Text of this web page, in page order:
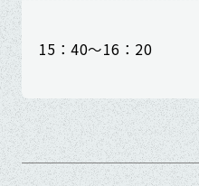
15：40～16：20